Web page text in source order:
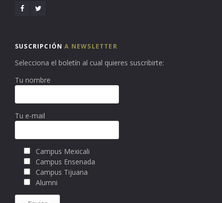
SUSCRIPCIÓNA NEWSLETTER
Selecciona el boletín al cual quieres suscribirte:
Tu nombre
Tu e-mail
Campus Mexicali
Campus Ensenada
Campus Tijuana
Alumni